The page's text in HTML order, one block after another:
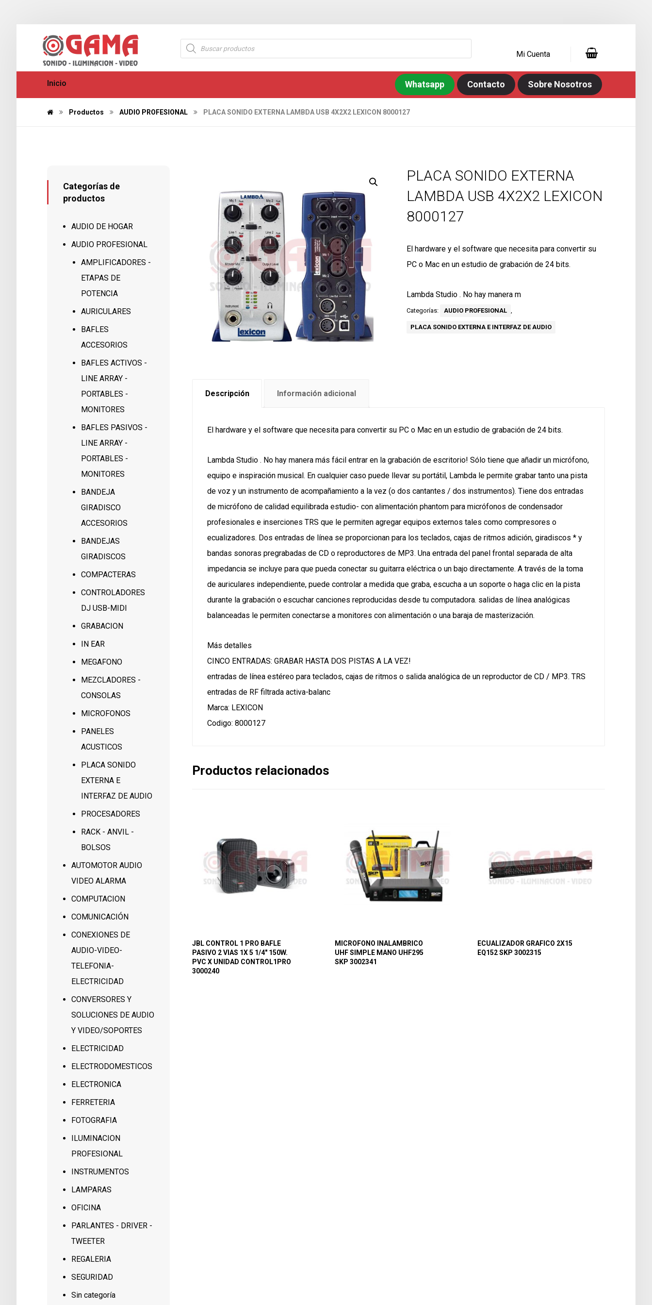
Mi Cuenta
Inicio Sobre Nosotros
Contacto
Whatsapp
Productos AUDIO PROFESIONAL PLACA SONIDO EXTERNA LAMBDA USB 4X2X2 LEXICON 8000127
PLACA SONIDO EXTERNA
LAMBDA USB 4X2X2 LEXICON
8000127
El hardware y el software que necesita para convertir su
PC o Mac en un estudio de grabación de 24 bits.
Lambda Studio . No hay manera m
Categorías: AUDIO PROFESIONAL ,
PLACA SONIDO EXTERNA E INTERFAZ DE AUDIO
Descripción Información adicional
El hardware y el software que necesita para convertir su PC o Mac en un estudio de grabación de 24 bits.
Lambda Studio . No hay manera más fácil entrar en la grabación de escritorio! Sólo tiene que añadir un micrófono,
equipo e inspiración musical. En cualquier caso puede llevar su portátil, Lambda le permite grabar tanto una pista
de voz y un instrumento de acompañamiento a la vez (o dos cantantes / dos instrumentos). Tiene dos entradas
de micrófono de calidad equilibrada estudio- con alimentación phantom para micrófonos de condensador
profesionales e inserciones TRS que le permiten agregar equipos externos tales como compresores o
ecualizadores. Dos entradas de línea se proporcionan para los teclados, cajas de ritmos adición, giradiscos * y
bandas sonoras pregrabadas de CD o reproductores de MP3. Una entrada del panel frontal separada de alta
impedancia se incluye para que pueda conectar su guitarra eléctrica o un bajo directamente. A través de la toma
de auriculares independiente, puede controlar a medida que graba, escucha a un soporte o haga clic en la pista
durante la grabación o escuchar canciones reproducidas desde tu computadora. salidas de línea analógicas
balanceadas le permiten conectarse a monitores con alimentación o una baraja de masterización.
Más detalles
CINCO ENTRADAS: GRABAR HASTA DOS PISTAS A LA VEZ!
entradas de línea estéreo para teclados, cajas de ritmos o salida analógica de un reproductor de CD / MP3. TRS
entradas de RF filtrada activa-balanc
Marca: LEXICON
Codigo: 8000127
Productos relacionados
JBL CONTROL 1 PRO BAFLE
PASIVO 2 VIAS 1X 5 1/4″ 150W.
PVC X UNIDAD CONTROL1PRO
3000240
MICROFONO INALAMBRICO
UHF SIMPLE MANO UHF295
SKP 3002341
ECUALIZADOR GRAFICO 2X15
EQ152 SKP 3002315
Categorías de
productos
AUDIO DE HOGAR
AUDIO PROFESIONAL
AMPLIFICADORES -
ETAPAS DE
POTENCIA
AURICULARES
BAFLES
ACCESORIOS
BAFLES ACTIVOS -
LINE ARRAY -
PORTABLES -
MONITORES
BAFLES PASIVOS -
LINE ARRAY -
PORTABLES -
MONITORES
BANDEJA
GIRADISCO
ACCESORIOS
BANDEJAS
GIRADISCOS
COMPACTERAS
CONTROLADORES
DJ USB-MIDI
GRABACION
IN EAR
MEGAFONO
MEZCLADORES -
CONSOLAS
MICROFONOS
PANELES
ACUSTICOS
PLACA SONIDO
EXTERNA E
INTERFAZ DE AUDIO
PROCESADORES
RACK - ANVIL -
BOLSOS
AUTOMOTOR AUDIO
VIDEO ALARMA
COMPUTACION
COMUNICACIÓN
CONEXIONES DE
AUDIO-VIDEO-
TELEFONIA-
ELECTRICIDAD
CONVERSORES Y
SOLUCIONES DE AUDIO
Y VIDEO/SOPORTES
ELECTRICIDAD
ELECTRODOMESTICOS
ELECTRONICA
FERRETERIA
FOTOGRAFIA
ILUMINACION
PROFESIONAL
INSTRUMENTOS
LAMPARAS
OFICINA
PARLANTES - DRIVER -
TWEETER
REGALERIA
SEGURIDAD
Sin categoría